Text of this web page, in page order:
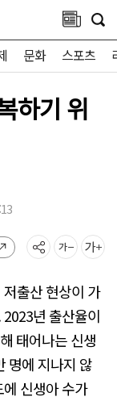
문화 스포츠
하기 위
출산 현상이 가
년 출산율이
태어나는 신생
명에 지나지 않
신생아 수가